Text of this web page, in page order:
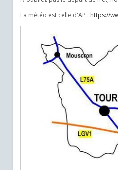
La météo est celle d'AP : https://